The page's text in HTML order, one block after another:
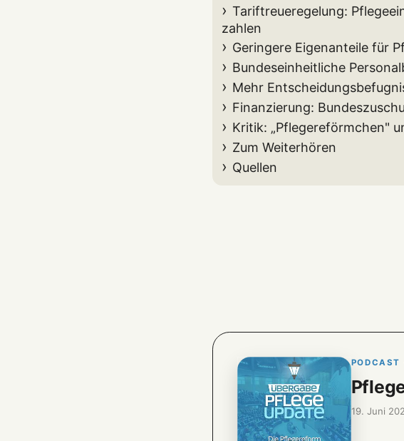
Tariftreueregelung:
zahlen
Geringere Eigenanteile für
Bundeseinheitliche
Mehr
Finanzierung:
Kritik: „Pflegereförmchen"
Zum Weiterhören
Quellen
PODCAST
19. Juni